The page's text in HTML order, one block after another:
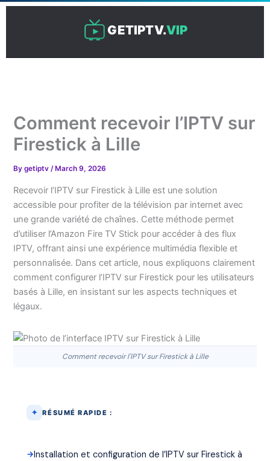
Skip
GETIPTV.VIP
Comment recevoir l’IPTV sur
Firestick à Lille
Bygetiptv/ March 9, 2026
Recevoir l’IPTV sur Firestick à Lille est une solution
accessible pour profiter de la télévision par internet avec
une grande variété de chaînes. Cette méthode permet
d’utiliser l’Amazon Fire TV Stick pour accéder à des flux
IPTV, offrant ainsi une expérience multimédia flexible et
personnalisée. Dans cet article, nous expliquons clairement
comment configurer l’IPTV sur Firestick pour les utilisateurs
basés à Lille, en insistant sur les aspects techniques et
légaux.
Comment recevoir l'IPTV sur Firestick à Lille
RÉSUMÉ RAPIDE :
Installation et configuration de l’IPTV sur Firestick à